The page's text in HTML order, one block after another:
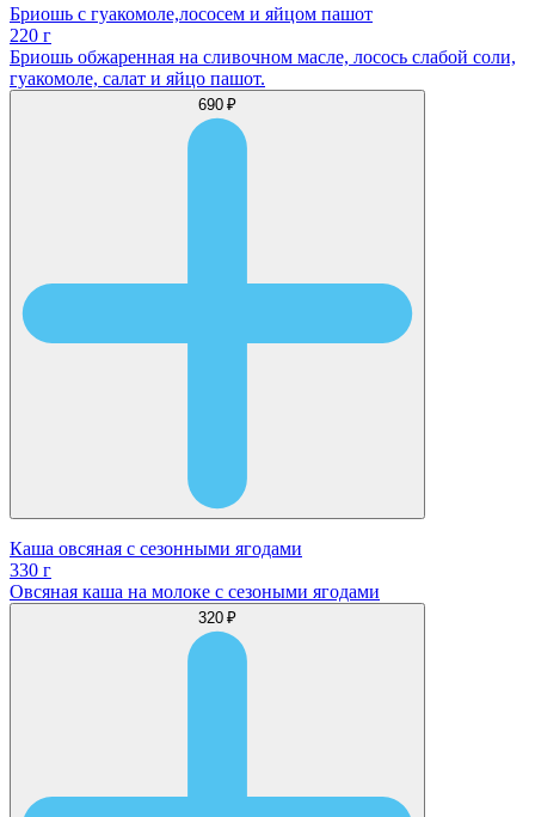
Бриошь с гуакомоле,лососем и яйцом пашот
220 г
Бриошь обжаренная на сливочном масле, лосось слабой соли,
гуакомоле, салат и яйцо пашот.
690 ₽
Каша овсяная с сезонными ягодами
330 г
Овсяная каша на молоке с сезоными ягодами
320 ₽